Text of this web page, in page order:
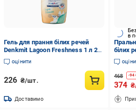
Гель для прання білих речей
Denkmit Lagoon Freshness 1 л 20
прань
оцінити
226 ₴/шт.
Доставимо
в
білих
кг 20
468 -94
374